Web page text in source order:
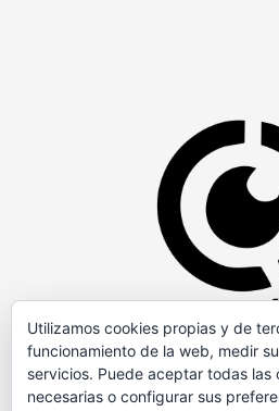
Utilizamos cookies propias y de
funcionamiento de la web, medir
servicios. Puede aceptar todas las
necesarias o configurar sus